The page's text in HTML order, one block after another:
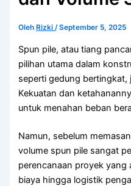
Oleh Rizki/September 5, 2025
Spun pile, atau tiang
pilihan utama dalam
seperti gedung bertingkat,
Kekuatan dan
untuk menahan beban
Namun, sebelum
volume spun pile sangat
perencanaan proyek yang
biaya hingga logistik